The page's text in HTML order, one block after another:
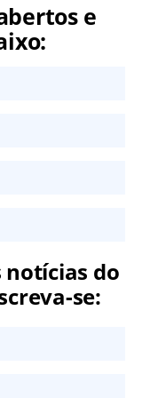
e
do
se: